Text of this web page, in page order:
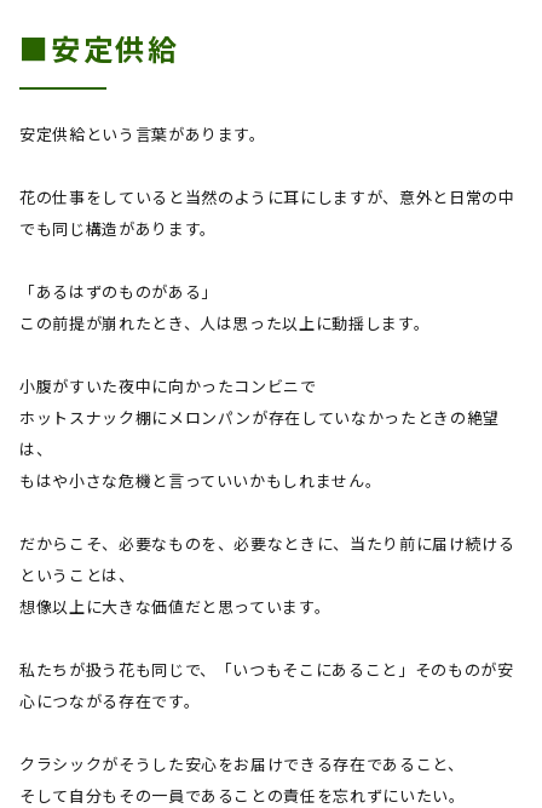
■安定供給
安定供給という言葉があります。
花の仕事をしていると当然のように耳にしますが、意外と日常の中
でも同じ構造があります。
「あるはずのものがある」
この前提が崩れたとき、人は思った以上に動揺します。
小腹がすいた夜中に向かったコンビニで
ホットスナック棚にメロンパンが存在していなかったときの絶望
は、
もはや小さな危機と言っていいかもしれません。
だからこそ、必要なものを、必要なときに、当たり前に届け続ける
ということは、
想像以上に大きな価値だと思っています。
私たちが扱う花も同じで、「いつもそこにあること」そのものが安
心につながる存在です。
クラシックがそうした安心をお届けできる存在であること、
そして自分もその一員であることの責任を忘れずにいたい。